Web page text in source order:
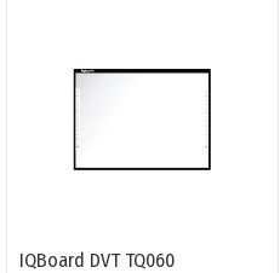
IQBoard DVT TQ060